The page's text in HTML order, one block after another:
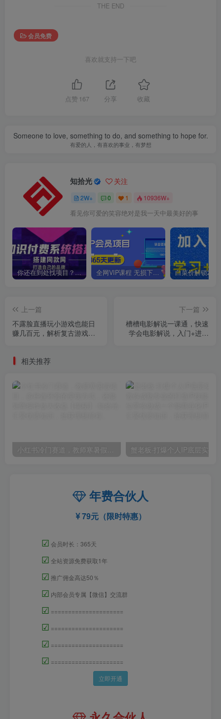
THE END
会员免费
喜欢就支持一下吧
点赞 167 分享 收藏
Someone to love, something to do, and something to hope for.
有爱的人，有喜欢的事业，有梦想
知拾光 关注
2W+ 0 1 10936W+
看见你可爱的笑容绝对是我一天中最美好的事
你还在到处找项目？还在当韭菜？我靠卖项目一个月收入5万+，曾经我也是个失败者。 全网VIP课程 无损下载~
上一篇
不露脸直播玩小游戏也能日
赚几百元，解析复古游戏机
下一篇
槽槽电影解说一课通，快速
学会电影解说，入门+进阶
相关推荐
小红书冷门赛道，教师寒暑假项目，多种连环套的变现方式，还能矩阵操作放大收益【揭秘】
年费合伙人
79元（限时特惠）
☑ 会员时长：365天
☑ 全站资源免费获取1年
☑ 推广佣金高达50％
☑ 内部会员专属【微信】交流群
☑ =====================
☑ =====================
☑ =====================
☑ =====================
立即开通